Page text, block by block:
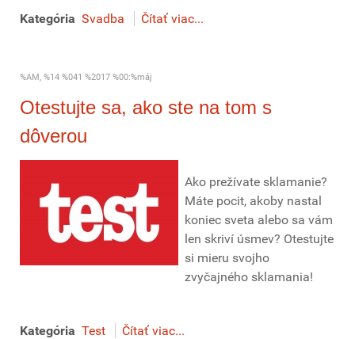
Kategória Svadba Čítať viac...
%AM, %14 %041 %2017 %00:%máj
Otestujte sa, ako ste na tom s
dôverou
Ako prežívate sklamanie?
Máte pocit, akoby nastal
koniec sveta alebo sa vám
len skriví úsmev? Otestujte
si mieru svojho
zvyčajného sklamania!
Kategória Test Čítať viac...